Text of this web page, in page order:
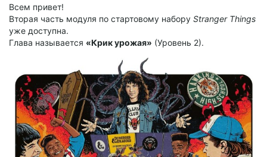
Гладиаторская арена в Авернусе и битва с
Демодраконом.
Полностью переведённый текст приключения, настроены
все стены, выставлены все токены.
Так же есть заставки и доп арты для всех приключений.
Установить или обновить можно по ссылке 1:
https://module.fvtt.club/s/WttHC_json/download
Всем привет!
Вторая часть модуля по стартовому набору Stranger Things
уже доступна.
Глава называется «Крик урожая» (Уровень 2).